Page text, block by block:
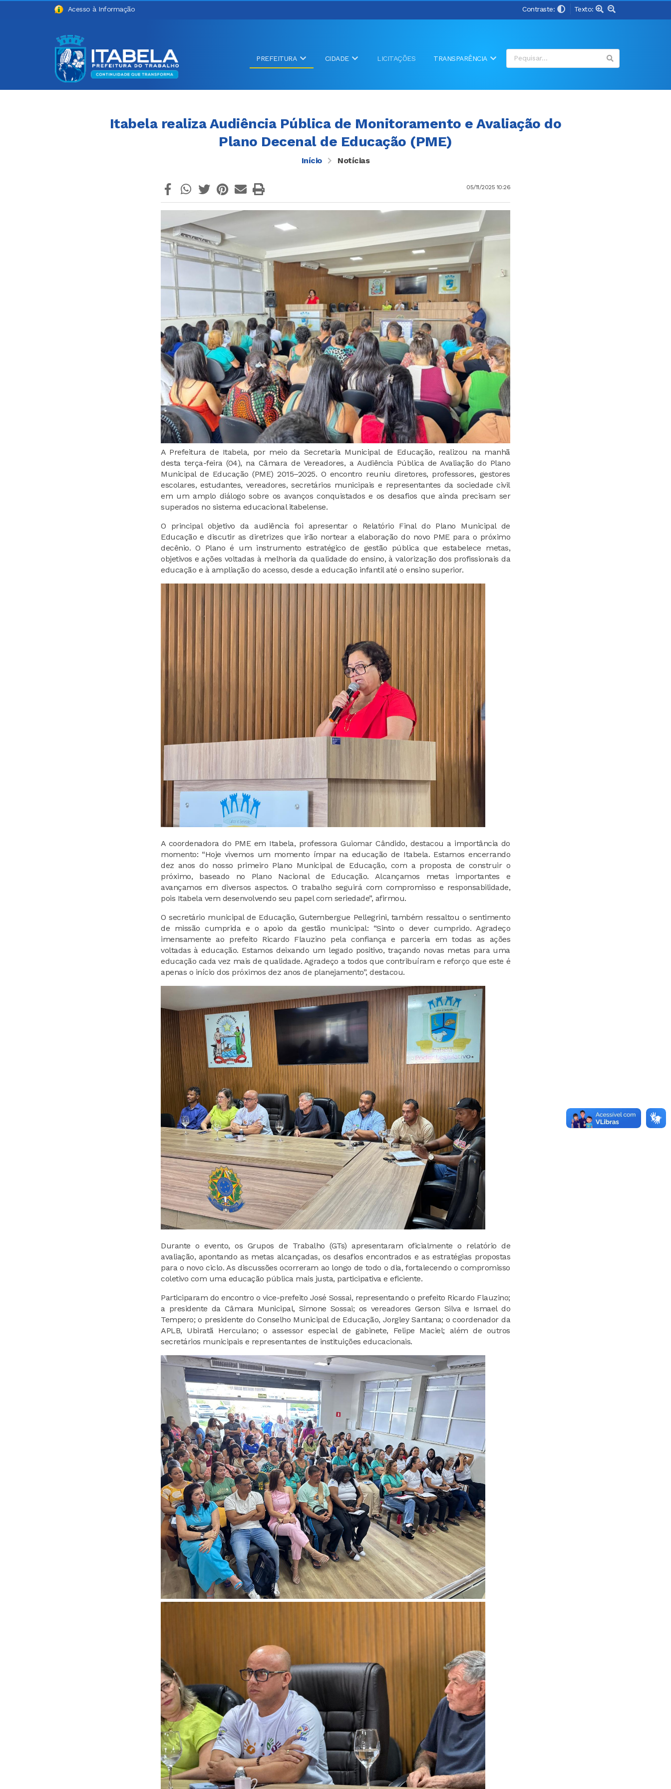
Acesso à Informação Contraste: Texto:
PREFEITURA CIDADE LICITAÇÕES TRANSPARÊNCIA
Itabela realiza Audiência Pública de Monitoramento e Avaliação do
Plano Decenal de Educação (PME)
Início Notícias
05/11/2025 10:26
A Prefeitura de Itabela, por meio da Secretaria Municipal de Educação, realizou na manhã
desta terça-feira (04), na Câmara de Vereadores, a Audiência Pública de Avaliação do Plano
Municipal de Educação (PME) 2015–2025. O encontro reuniu diretores, professores, gestores
escolares, estudantes, vereadores, secretários municipais e representantes da sociedade civil
em um amplo diálogo sobre os avanços conquistados e os desafios que ainda precisam ser
superados no sistema educacional itabelense.
O principal objetivo da audiência foi apresentar o Relatório Final do Plano Municipal de
Educação e discutir as diretrizes que irão nortear a elaboração do novo PME para o próximo
decênio. O Plano é um instrumento estratégico de gestão pública que estabelece metas,
objetivos e ações voltadas à melhoria da qualidade do ensino, à valorização dos profissionais da
educação e à ampliação do acesso, desde a educação infantil até o ensino superior.
A coordenadora do PME em Itabela, professora Guiomar Cândido, destacou a importância do
momento: “Hoje vivemos um momento ímpar na educação de Itabela. Estamos encerrando
dez anos do nosso primeiro Plano Municipal de Educação, com a proposta de construir o
próximo, baseado no Plano Nacional de Educação. Alcançamos metas importantes e
avançamos em diversos aspectos. O trabalho seguirá com compromisso e responsabilidade,
pois Itabela vem desenvolvendo seu papel com seriedade”, afirmou.
O secretário municipal de Educação, Gutembergue Pellegrini, também ressaltou o sentimento
de missão cumprida e o apoio da gestão municipal: “Sinto o dever cumprido. Agradeço
imensamente ao prefeito Ricardo Flauzino pela confiança e parceria em todas as ações
voltadas à educação. Estamos deixando um legado positivo, traçando novas metas para uma
educação cada vez mais de qualidade. Agradeço a todos que contribuíram e reforço que este é
apenas o início dos próximos dez anos de planejamento”, destacou.
Durante o evento, os Grupos de Trabalho (GTs) apresentaram oficialmente o relatório de
avaliação, apontando as metas alcançadas, os desafios encontrados e as estratégias propostas
para o novo ciclo. As discussões ocorreram ao longo de todo o dia, fortalecendo o compromisso
coletivo com uma educação pública mais justa, participativa e eficiente.
Participaram do encontro o vice-prefeito José Sossai, representando o prefeito Ricardo Flauzino;
a presidente da Câmara Municipal, Simone Sossai; os vereadores Gerson Silva e Ismael do
Tempero; o presidente do Conselho Municipal de Educação, Jorgley Santana; o coordenador da
APLB, Ubiratã Herculano; o assessor especial de gabinete, Felipe Maciel; além de outros
secretários municipais e representantes de instituições educacionais.